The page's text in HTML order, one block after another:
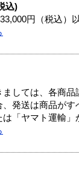
込)
円（税込）
しては、各商
発送は商品がす
「ヤマト運輸」